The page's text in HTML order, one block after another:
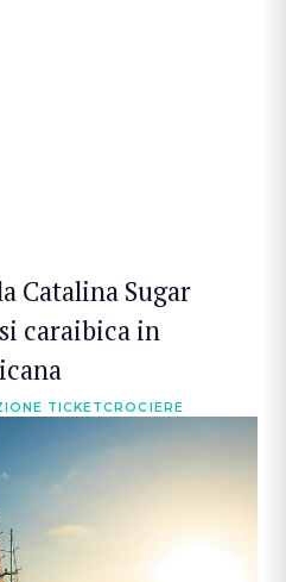
Catalina Sugar
caraibica in
TICKETCROCIERE